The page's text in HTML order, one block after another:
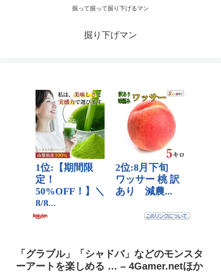
掘って掘って掘り下げるマン
掘り下げマン
「グラブル」「シャドバ」などのモンスタ
ーアートを楽しめる … – 4Gamer.netほか